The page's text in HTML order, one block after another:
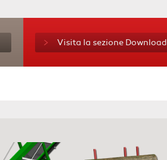
Visita la sezione Download